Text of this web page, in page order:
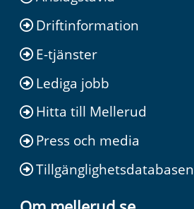
Driftinformation
E-tjänster
Lediga jobb
Hitta till Mellerud
Press och media
Tillgänglighetsdatabasen